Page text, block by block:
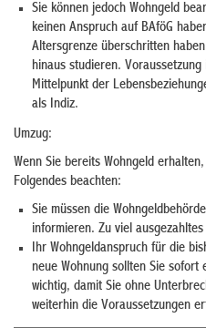
Sie können jedoch Wohngeld
keinen Anspruch auf BAföG
Altersgrenze überschritten
hinaus studieren.
Mittelpunkt der
als Indiz.
Umzug:
Wenn Sie bereits Wohngeld
Folgendes beachten:
Sie müssen die
informieren. Zu viel
Ihr Wohngeldanspruch für die
neue Wohnung sollten Sie
wichtig, damit Sie ohne
weiterhin die Voraussetzungen